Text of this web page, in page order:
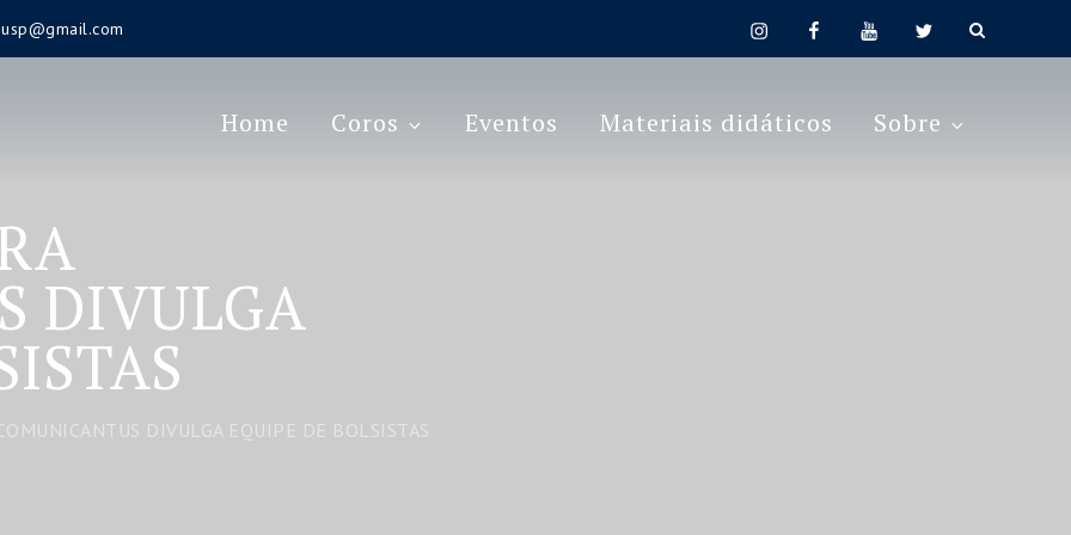
instagramfacebookyoutubetwitter
Home Coros Eventos Materiais didáticos Sobre
DIVULGA
DIVULGA EQUIPE DE BOLSISTAS